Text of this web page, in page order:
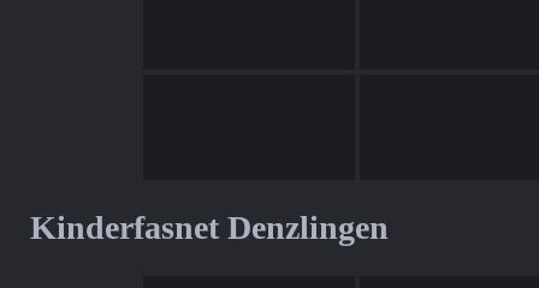
Kinderfasnet Denzlingen